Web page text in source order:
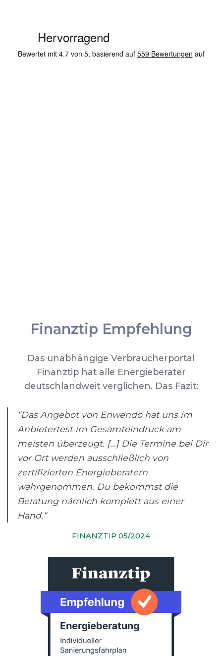
Finanztip Empfehlung
Das unabhängige Verbraucherportal
Finanztip hat alle Energieberater
deutschlandweit verglichen. Das Fazit:
“Das Angebot von Enwendo hat uns im
Anbietertest im Gesamteindruck am
meisten überzeugt. [...] Die Termine bei Dir
vor Ort werden ausschließlich von
zertifizierten Energieberatern
wahrgenommen. Du bekommst die
Beratung nämlich komplett aus einer
Hand.“
FINANZTIP 05/2024